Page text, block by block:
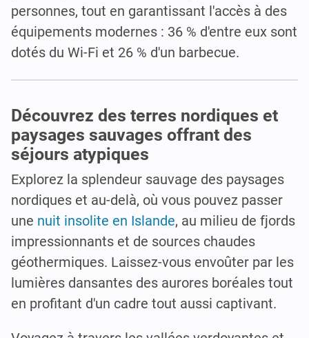
personnes, tout en garantissant l'accès à des
équipements modernes : 36 % d'entre eux sont
dotés du Wi-Fi et 26 % d'un barbecue.
Découvrez des terres nordiques et
paysages sauvages offrant des
séjours atypiques
Explorez la splendeur sauvage des paysages
nordiques et au-delà, où vous pouvez passer
une nuit insolite en Islande, au milieu de fjords
impressionnants et de sources chaudes
géothermiques. Laissez-vous envoûter par les
lumières dansantes des aurores boréales tout
en profitant d'un cadre tout aussi captivant.